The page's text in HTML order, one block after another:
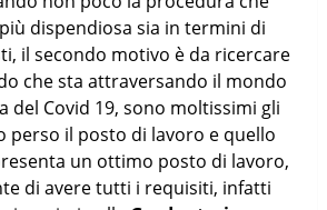
dispendiosa sia in termini di
il secondo motivo è da ricercare
che sta attraversando il mondo
del Covid 19, sono moltissimi gli
perso il posto di lavoro e quello
un ottimo posto di lavoro,
di avere tutti i requisiti, infatti